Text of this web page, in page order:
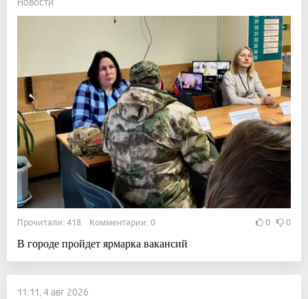
Прочитали: 418 Комментарии: 0 0 0
В городе пройдет ярмарка вакансий
11:11, 4 авг 2026